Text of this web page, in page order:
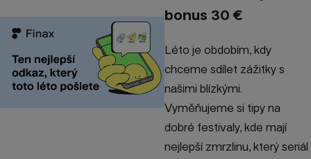
bonus 30 €
Léto je obdobím, kdy
chceme sdílet zážitky s
našimi blízkými.
Vyměňujeme si tipy na
dobré festivaly, kde mají
nejlepší zmrzlinu, který seriál